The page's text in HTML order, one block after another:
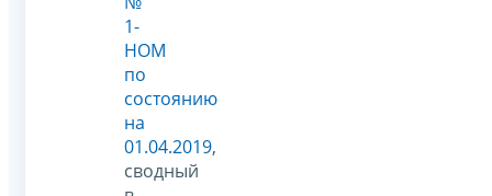
1-
НОМ
по
состоянию
на
01.04.2019,
сводный